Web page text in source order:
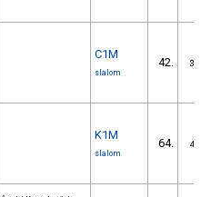
C1M
slalom
42. 32/ZS
K1M
slalom
64. 48/ZS